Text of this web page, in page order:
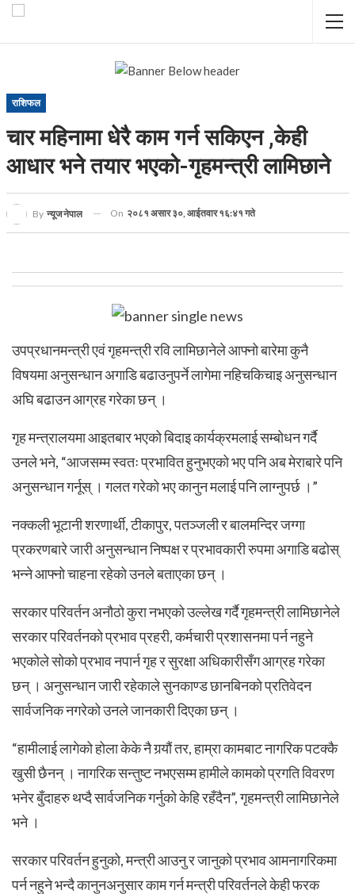
राशिफल
चार महिनामा धेरै काम गर्न सकिएन ,केही
आधार भने तयार भएको-गृहमन्त्री लामिछाने
By न्यूज नेपाल On २०८१ असार ३०, आईतवार १६:४१ गते
उपप्रधानमन्त्री एवं गृहमन्त्री रवि लामिछानेले आफ्नो बारेमा कुनै
विषयमा अनुसन्धान अगाडि बढाउनुपर्ने लागेमा नहिचकिचाइ अनुसन्धान
अघि बढाउन आग्रह गरेका छन् ।
गृह मन्त्रालयमा आइतबार भएको बिदाइ कार्यक्रमलाई सम्बोधन गर्दै
उनले भने, “आजसम्म स्वतः प्रभावित हुनुभएको भए पनि अब मेराबारे पनि
अनुसन्धान गर्नूस् । गलत गरेको भए कानुन मलाई पनि लाग्नुपर्छ ।”
नक्कली भूटानी शरणार्थी, टीकापुर, पतञ्जली र बालमन्दिर जग्गा
प्रकरणबारे जारी अनुसन्धान निष्पक्ष र प्रभावकारी रुपमा अगाडि बढोस्
भन्ने आफ्नो चाहना रहेको उनले बताएका छन् ।
सरकार परिवर्तन अनौठो कुरा नभएको उल्लेख गर्दै गृहमन्त्री लामिछानेले
सरकार परिवर्तनको प्रभाव प्रहरी, कर्मचारी प्रशासनमा पर्न नहुने
भएकोले सोको प्रभाव नपार्न गृह र सुरक्षा अधिकारीसँग आग्रह गरेका
छन् । अनुसन्धान जारी रहेकाले सुनकाण्ड छानबिनको प्रतिवेदन
सार्वजनिक नगरेको उनले जानकारी दिएका छन् ।
“हामीलाई लागेको होला केके नै गर्‍यौं तर, हाम्रा कामबाट नागरिक पटक्कै
खुसी छैनन् । नागरिक सन्तुष्ट नभएसम्म हामीले कामको प्रगति विवरण
भनेर बुँदाहरु थप्दै सार्वजनिक गर्नुको केहि रहँदैन”, गृहमन्त्री लामिछानेले
भने ।
सरकार परिवर्तन हुनुको, मन्त्री आउनु र जानुको प्रभाव आमनागरिकमा
पर्न नहुने भन्दै कानुनअनुसार काम गर्न मन्त्री परिवर्तनले केही फरक